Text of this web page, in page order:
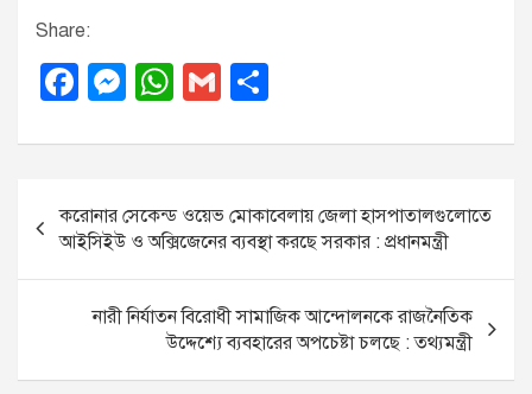
Share:
F
c
e
b
o
o
M
ss
n
g
er
W
at
A
p
p
G
ail ar
s
করোনার সেকেন্ড ওয়েভ মোকাবেলায় জেলা হাসপাতালগুলোতে
আইসিইউ ও অক্সিজেনের ব্যবস্থা করছে সরকার : প্রধানমন্ত্রী
নারী নির্যাতন বিরোধী সামাজিক আন্দোলনকে রাজনৈতিক
উদ্দেশ্যে ব্যবহারের অপচেষ্টা চলছে : তথ্যমন্ত্রী